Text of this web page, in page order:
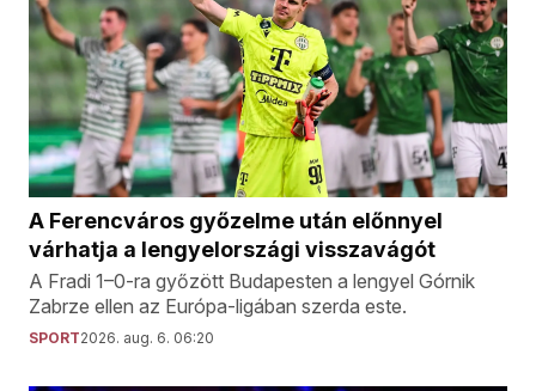
A Ferencváros győzelme után előnnyel
várhatja a lengyelországi visszavágót
A Fradi 1–0-ra győzött Budapesten a lengyel Górnik
Zabrze ellen az Európa-ligában szerda este.
SPORT2026. aug. 6. 06:20